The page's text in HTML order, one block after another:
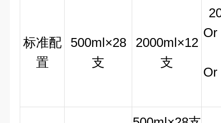
标准配
置
500ml×28
支
2000ml×12
支
Or
Or